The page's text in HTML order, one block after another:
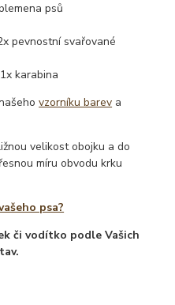
psů
pevnostní svařované
karabina
vzorníku barev a
velikost obojku a do
míru obvodu krku
psa?
či vodítko podle Vašich